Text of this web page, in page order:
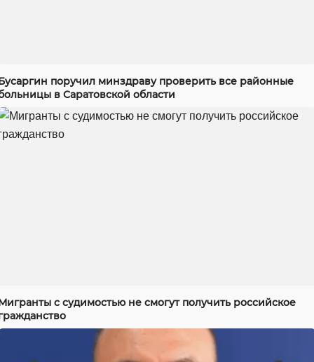
поручил минздраву проверить все районные
в Саратовской области
с судимостью не смогут получить российское